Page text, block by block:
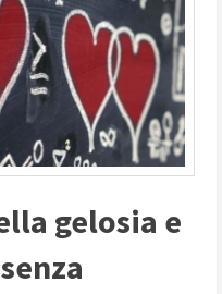
gelosia e